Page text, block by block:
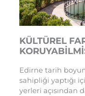
KÜLTÜREL
Edirne tarih
sahipliği yaptığı
yerleri açısından